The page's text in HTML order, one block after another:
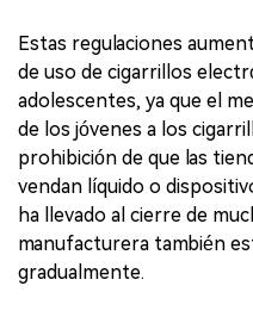
Estas regulaciones
de uso de cigarrillos
adolescentes, ya que el
de los jóvenes a los
prohibición de que las
vendan líquido o
ha llevado al cierre de
manufacturera también
gradualmente.